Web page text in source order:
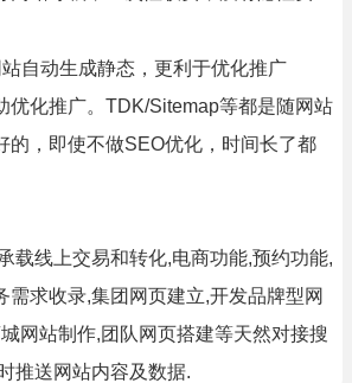
自动生成静态，更利于优化推广
优化推广。TDK/Sitemap等都是随网站
的，即使不做SEO优化，时间长了都
载线上交易和转化,电商功能,预约功能,
需求收录,集团网页建立,开发品牌型网
网站制作,团队网页搭建等天然对接搜
推送网站内容及数据.